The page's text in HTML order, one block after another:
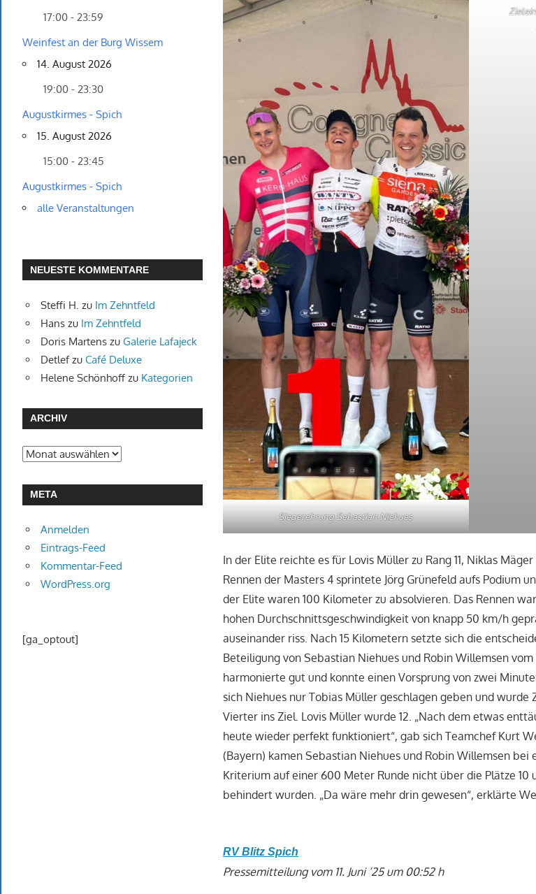
Siegerehrung Sebastian Niehues
In der Elite reichte es für Lovis Müller zu Rang 11, Niklas
Rennen der Masters 4 sprintete Jörg Grünefeld aufs Podium
der Elite waren 100 Kilometer zu absolvieren. Das Rennen
hohen Durchschnittsgeschwindigkeit von knapp 50 km/h
auseinander riss. Nach 15 Kilometern setzte sich die
Beteiligung von Sebastian Niehues und Robin Willemsen
harmonierte gut und konnte einen Vorsprung von zwei
sich Niehues nur Tobias Müller geschlagen geben und wurde
Vierter ins Ziel. Lovis Müller wurde 12. „Nach dem etwas
heute wieder perfekt funktioniert“, gab sich Teamchef Kurt
(Bayern) kamen Sebastian Niehues und Robin Willemsen
Kriterium auf einer 600 Meter Runde nicht über die Plätze 10
behindert wurden. „Da wäre mehr drin gewesen“, erklärte
RV Blitz Spich
Pressemitteilung vom 11. Juni ’25 um 00:52 h
17:00 - 23:59
Weinfest an der Burg Wissem
14. August 2026
19:00 - 23:30
Augustkirmes - Spich
15. August 2026
15:00 - 23:45
Augustkirmes - Spich
alle Veranstaltungen
NEUESTE KOMMENTARE
Steffi H. zu Im Zehntfeld
Hanszu Im Zehntfeld
Doris Martenszu Galerie Lafajeck
Detlefzu Café Deluxe
Helene Schönhoffzu Kategorien
ARCHIV
Archiv
META
Anmelden
Eintrags-Feed
Kommentar-Feed
WordPress.org
[ga_optout]